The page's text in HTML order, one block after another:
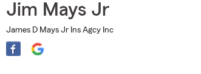
Jim Mays Jr
James D Mays Jr Ins Agcy Inc